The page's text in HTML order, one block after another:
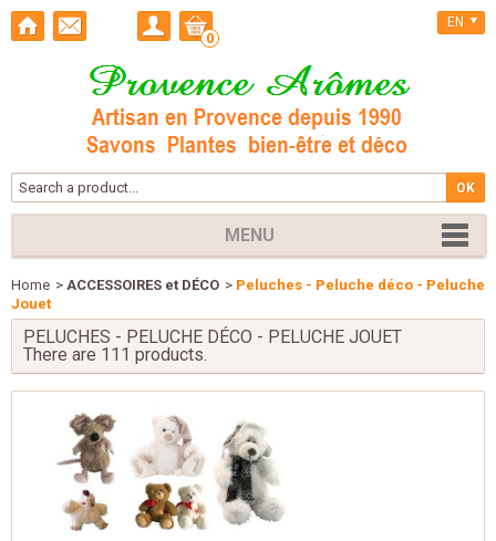
0
EN
MENU
Home > ACCESSOIRES et DÉCO > Peluches - Peluche déco - Peluche
Jouet
PELUCHES - PELUCHE DÉCO - PELUCHE JOUET
There are 111 products.